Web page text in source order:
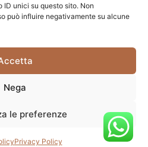
unici su questo sito. Non
può influire negativamente su alcune
Nega
le preferenze
Privacy Policy
NEWSLETTER
| P.IVA: 03415840408 | REA:
byStudio99